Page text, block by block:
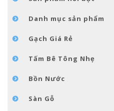
LIÊN HỆDanh mục sản phẩm
Gạch Giá Rẻ
Tấm Bê Tông Nhẹ
Bồn Nước
Sàn Gỗ